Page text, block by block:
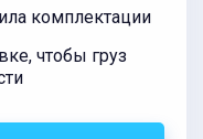
комплектации
чтобы груз